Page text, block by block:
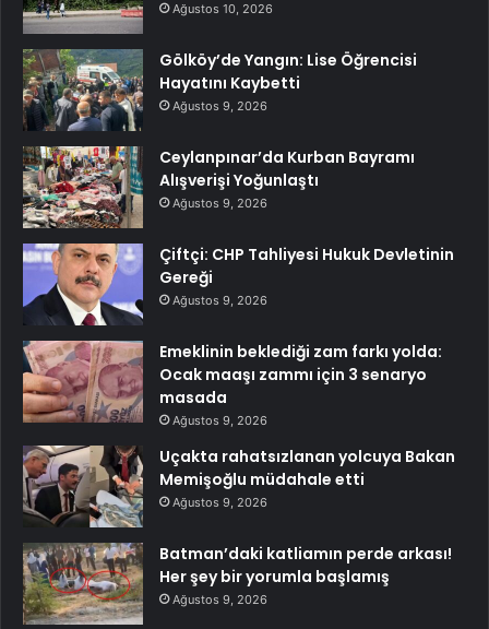
Ağustos 10, 2026
Gölköy’de Yangın: Lise Öğrencisi
Hayatını Kaybetti
Ağustos 9, 2026
Ceylanpınar’da Kurban Bayramı
Alışverişi Yoğunlaştı
Ağustos 9, 2026
Çiftçi: CHP Tahliyesi Hukuk Devletinin
Gereği
Ağustos 9, 2026
Emeklinin beklediği zam farkı yolda:
Ocak maaşı zammı için 3 senaryo
masada
Ağustos 9, 2026
Uçakta rahatsızlanan yolcuya Bakan
Memişoğlu müdahale etti
Ağustos 9, 2026
Batman’daki katliamın perde arkası!
Her şey bir yorumla başlamış
Ağustos 9, 2026